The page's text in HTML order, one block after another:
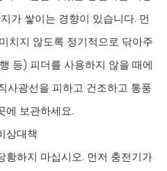
가 쌓이는 경향이 있습니다. 먼
치지 않도록 정기적으로 닦아주
등) 피더를 사용하지 않을 때에
사광선을 피하고 건조하고 통풍
에 보관하세요.
상대책
하지 마십시오. 먼저 충전기가